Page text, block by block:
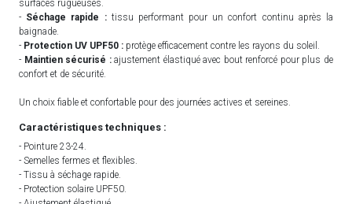
surfaces rugueuses.
- Séchage rapide :tissu performant pour un confort continu après la
baignade.
- Protection UV UPF50 : protège efficacement contre les rayons du soleil.
- Maintien sécurisé :ajustement élastiqué avec bout renforcé pour plus de
confort et de sécurité.
Un choix fiable et confortable pour des journées actives et sereines.
Caractéristiques techniques :
- Pointure 23-24.
- Semelles fermes et flexibles.
- Tissu à séchage rapide.
- Protection solaire UPF50.